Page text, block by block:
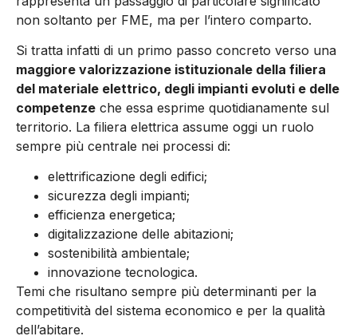
non soltanto per FME, ma per l’intero comparto.
Si tratta infatti di un primo passo concreto verso una
maggiore valorizzazione istituzionale della filiera
del materiale elettrico, degli impianti evoluti e delle
competenze che essa esprime quotidianamente sul
territorio. La filiera elettrica assume oggi un ruolo
sempre più centrale nei processi di:
elettrificazione degli edifici;
sicurezza degli impianti;
efficienza energetica;
digitalizzazione delle abitazioni;
sostenibilità ambientale;
innovazione tecnologica.
Temi che risultano sempre più determinanti per la
competitività del sistema economico e per la qualità
dell’abitare.